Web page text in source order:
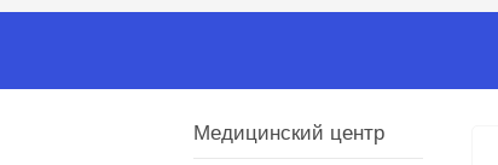
Медицинский центр